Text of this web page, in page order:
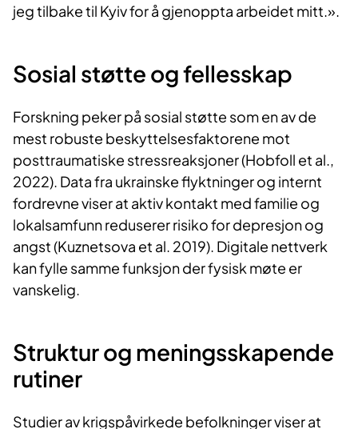
jeg tilbake til Kyiv for å gjenoppta arbeidet mitt.».
Sosial støtte og fellesskap
Forskning peker på sosial støtte som en av de
mest robuste beskyttelsesfaktorene mot
posttraumatiske stressreaksjoner (Hobfoll et al.,
2022). Data fra ukrainske flyktninger og internt
fordrevne viser at aktiv kontakt med familie og
lokalsamfunn reduserer risiko for depresjon og
angst (Kuznetsova et al. 2019). Digitale nettverk
kan fylle samme funksjon der fysisk møte er
vanskelig.
Struktur og meningsskapende
rutiner
Studier av krigspåvirkede befolkninger viser at